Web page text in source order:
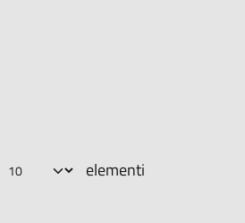
elementi